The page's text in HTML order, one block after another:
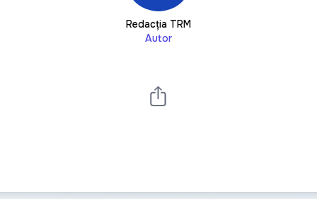
Redacția TRM
Autor